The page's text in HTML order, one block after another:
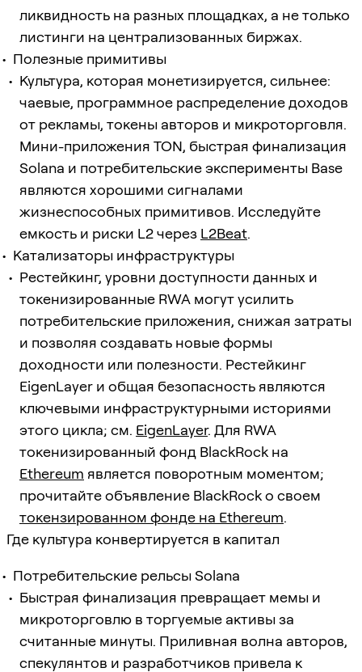
ликвидность на разных площадках, а не только
листинги на централизованных биржах.
Полезные примитивы
Культура, которая монетизируется, сильнее:
чаевые, программное распределение доходов
от рекламы, токены авторов и микроторговля.
Мини-приложения TON, быстрая финализация
Solana и потребительские эксперименты Base
являются хорошими сигналами
жизнеспособных примитивов. Исследуйте
емкость и риски L2 через L2Beat.
Катализаторы инфраструктуры
Рестейкинг, уровни доступности данных и
токенизированные RWA могут усилить
потребительские приложения, снижая затраты
и позволяя создавать новые формы
доходности или полезности. Рестейкинг
EigenLayer и общая безопасность являются
ключевыми инфраструктурными историями
этого цикла; см. EigenLayer. Для RWA
токенизированный фонд BlackRock на
Ethereum является поворотным моментом;
прочитайте объявление BlackRock о своем
токензированном фонде на Ethereum.
Где культура конвертируется в капитал
Потребительские рельсы Solana
Быстрая финализация превращает мемы и
микроторговлю в торгуемые активы за
считанные минуты. Приливная волна авторов,
спекулянтов и разработчиков привела к